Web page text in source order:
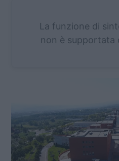
La funzione di
non è supportata